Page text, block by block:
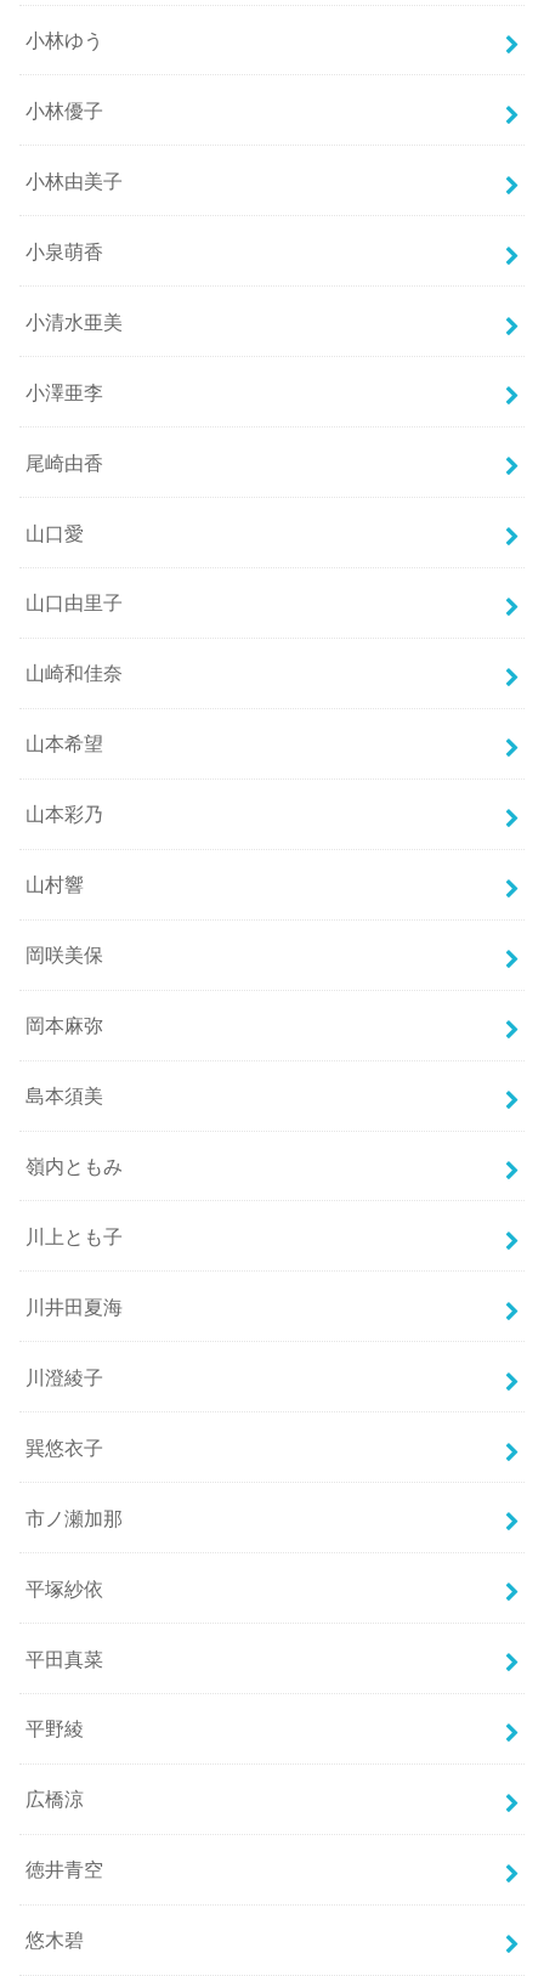
小林ゆう
小林優子
小林由美子
小泉萌香
小清水亜美
小澤亜李
尾崎由香
山口愛
山口由里子
山崎和佳奈
山本希望
山本彩乃
山村響
岡咲美保
岡本麻弥
島本須美
嶺内ともみ
川上とも子
川井田夏海
川澄綾子
巽悠衣子
市ノ瀬加那
平塚紗依
平田真菜
平野綾
広橋涼
徳井青空
悠木碧